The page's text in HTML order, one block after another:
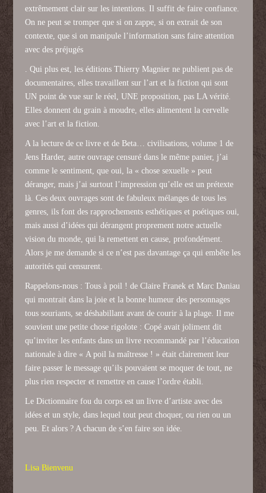
extrêmement clair sur les intentions. Il suffit de faire confiance.
On ne peut se tromper que si on zappe, si on extrait de son
contexte, que si on manipule l’information sans faire attention
avec des préjugés
. Qui plus est, les éditions Thierry Magnier ne publient pas de
documentaires, elles travaillent sur l’art et la fiction qui sont
UN point de vue sur le réel, UNE proposition, pas LA vérité.
Elles donnent du grain à moudre, elles alimentent la cervelle
avec l’art et la fiction.
A la lecture de ce livre et de Beta… civilisations, volume 1 de
Jens Harder, autre ouvrage censuré dans le même panier, j’ai
comme le sentiment, que oui, la « chose sexuelle » peut
déranger, mais j’ai surtout l’impression qu’elle est un prétexte
là. Ces deux ouvrages sont de fabuleux mélanges de tous les
genres, ils font des rapprochements esthétiques et poétiques oui,
mais aussi d’idées qui dérangent proprement notre actuelle
vision du monde, qui la remettent en cause, profondément.
Alors je me demande si ce n’est pas davantage ça qui embête les
autorités qui censurent.
Rappelons-nous : Tous à poil ! de Claire Franek et Marc Daniau
qui montrait dans la joie et la bonne humeur des personnages
tous souriants, se déshabillant avant de courir à la plage. Il me
souvient une petite chose rigolote : Copé avait joliment dit
qu’inviter les enfants dans un livre recommandé par l’éducation
nationale à dire « A poil la maîtresse ! » était clairement leur
faire passer le message qu’ils pouvaient se moquer de tout, ne
plus rien respecter et remettre en cause l’ordre établi.
Le Dictionnaire fou du corps est un livre d’artiste avec des
idées et un style, dans lequel tout peut choquer, ou rien ou un
peu. Et alors ? A chacun de s’en faire son idée.
Lisa Bienvenu